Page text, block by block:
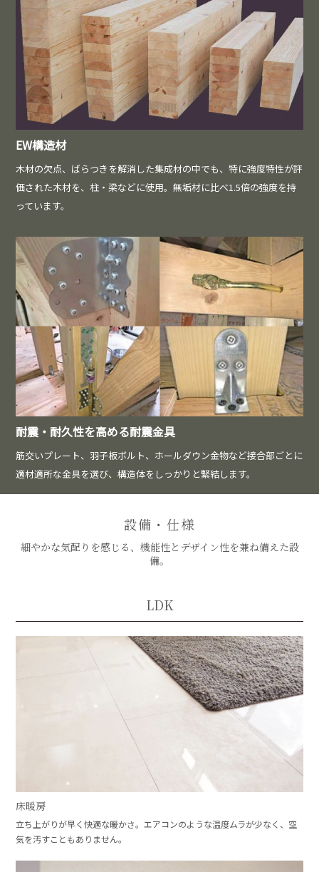
EW構造材
木材の欠点、ばらつきを解消した集成材の中でも、特に強度特性が評
価された木材を、柱・梁などに使用。無垢材に比べ1.5倍の強度を持
っています。
耐震・耐久性を高める耐震金具
筋交いプレート、羽子板ボルト、ホールダウン金物など接合部ごとに
適材適所な金具を選び、構造体をしっかりと緊結します。
設備・仕様
細やかな気配りを感じる、機能性とデザイン性を兼ね備えた設
備。
LDK
床暖房
立ち上がりが早く快適な暖かさ。エアコンのような温度ムラが少なく、空
気を汚すこともありません。